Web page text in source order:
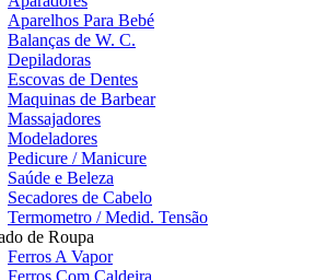
Aparelhos Para Bebé
Balanças de W. C.
Depiladoras
Escovas de Dentes
Maquinas de Barbear
Massajadores
Modeladores
Pedicure / Manicure
Saúde e Beleza
Secadores de Cabelo
Termometro / Medid. Tensão
de Roupa
Ferros A Vapor
Ferros Com Caldeira